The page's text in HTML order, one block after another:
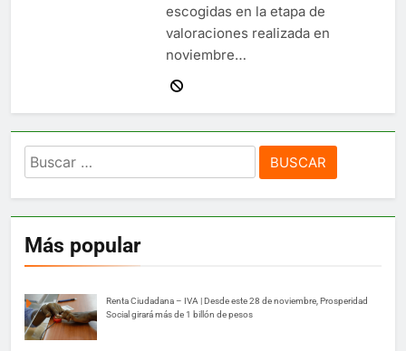
escogidas en la etapa de
valoraciones realizada en
noviembre…
Buscar:
Más popular
Renta Ciudadana – IVA | Desde este 28 de noviembre, Prosperidad
Social girará más de 1 billón de pesos